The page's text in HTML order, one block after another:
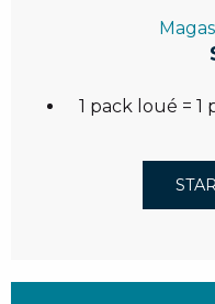
1 pack loué =